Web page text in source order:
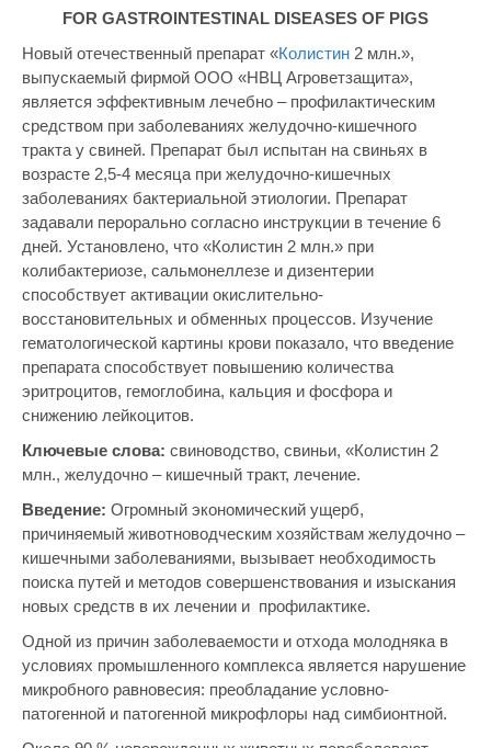
FOR GASTROINTESTINAL DISEASES OF PIGS
Новый отечественный препарат «Колистин 2 млн.»,
выпускаемый фирмой ООО «НВЦ Агроветзащита»,
является эффективным лечебно – профилактическим
средством при заболеваниях желудочно-кишечного
тракта у свиней. Препарат был испытан на свиньях в
возрасте 2,5-4 месяца при желудочно-кишечных
заболеваниях бактериальной этиологии. Препарат
задавали перорально согласно инструкции в течение 6
дней. Установлено, что «Колистин 2 млн.» при
колибактериозе, сальмонеллезе и дизентерии
способствует активации окислительно-
восстановительных и обменных процессов. Изучение
гематологической картины крови показало, что введение
препарата способствует повышению количества
эритроцитов, гемоглобина, кальция и фосфора и
снижению лейкоцитов.
Ключевые слова: свиноводство, свиньи, «Колистин 2
млн., желудочно – кишечный тракт, лечение.
Введение: Огромный экономический ущерб,
причиняемый животноводческим хозяйствам желудочно –
кишечными заболеваниями, вызывает необходимость
поиска путей и методов совершенствования и изыскания
новых средств в их лечении и профилактике.
Одной из причин заболеваемости и отхода молодняка в
условиях промышленного комплекса является нарушение
микробного равновесия: преобладание условно-
патогенной и патогенной микрофлоры над симбионтной.